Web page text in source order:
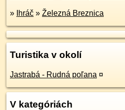
» Ihráč » Železná Breznica
Turistika v okolí
Jastrabá - Rudná poľana ¤
V kategóriách